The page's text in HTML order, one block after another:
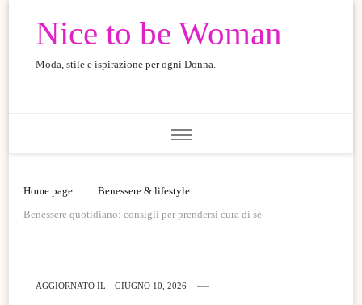
Nice to be Woman
Moda, stile e ispirazione per ogni Donna.
Home page
Benessere & lifestyle
Benessere quotidiano: consigli per prendersi cura di sé
AGGIORNATO IL GIUGNO 10, 2026